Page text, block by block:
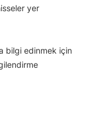
yer
bilgi edinmek için